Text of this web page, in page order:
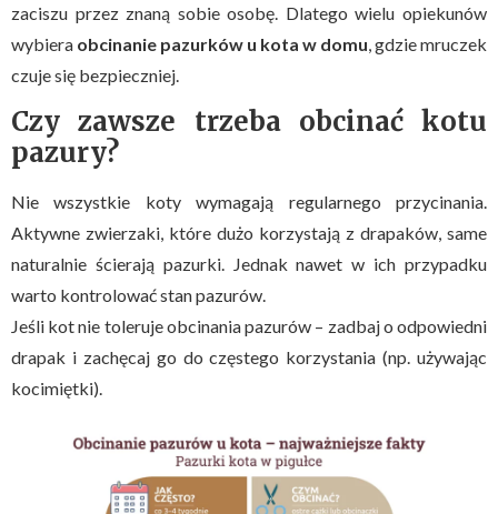
zaciszu przez znaną sobie osobę. Dlatego wielu opiekunów
wybiera obcinanie pazurków u kota w domu, gdzie mruczek
czuje się bezpieczniej.
Czy zawsze trzeba obcinać kotu
pazury?
Nie wszystkie koty wymagają regularnego przycinania.
Aktywne zwierzaki, które dużo korzystają z drapaków, same
naturalnie ścierają pazurki. Jednak nawet w ich przypadku
warto kontrolować stan pazurów.
Jeśli kot nie toleruje obcinania pazurów – zadbaj o odpowiedni
drapak i zachęcaj go do częstego korzystania (np. używając
kocimiętki).